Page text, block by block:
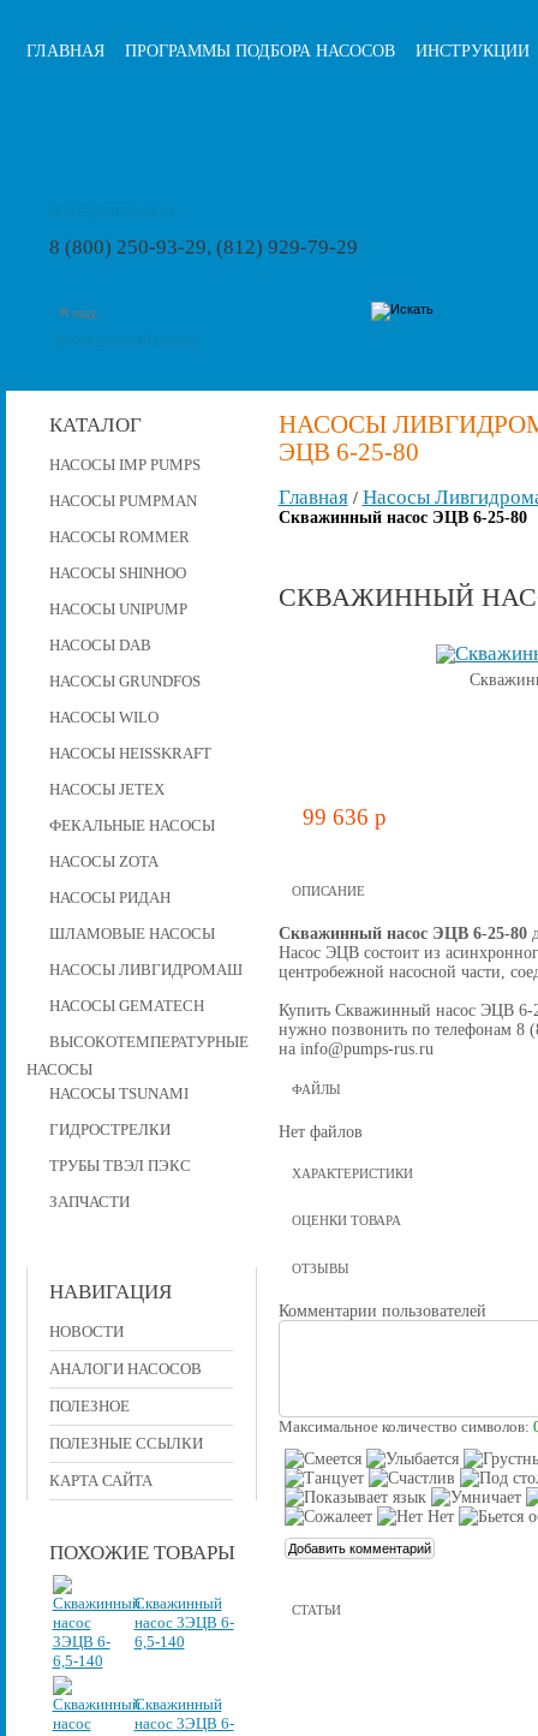
ГЛАВНАЯ ПРОГРАММЫ ПОДБОРА НАСОСОВ ИНСТРУКЦИИ
8 (800) 250-93-29, (812) 929-79-29
КАТАЛОГ
НАСОСЫ IMP PUMPS
НАСОСЫ PUMPMAN
НАСОСЫ ROMMER
НАСОСЫ SHINHOO
НАСОСЫ UNIPUMP
НАСОСЫ DAB
НАСОСЫ GRUNDFOS
НАСОСЫ WILO
НАСОСЫ HEISSKRAFT
НАСОСЫ JETEX
ФЕКАЛЬНЫЕ НАСОСЫ
НАСОСЫ ZOTA
НАСОСЫ РИДАН
ШЛАМОВЫЕ НАСОСЫ
НАСОСЫ ЛИВГИДРОМАШ
НАСОСЫ GEMATECH
ВЫСОКОТЕМПЕРАТУРНЫЕ
НАСОСЫ
НАСОСЫ TSUNAMI
ГИДРОСТРЕЛКИ
ТРУБЫ ТВЭЛ ПЭКС
ЗАПЧАСТИ
НАВИГАЦИЯ
НОВОСТИ
АНАЛОГИ НАСОСОВ
ПОЛЕЗНОЕ
ПОЛЕЗНЫЕ ССЫЛКИ
КАРТА САЙТА
ПОХОЖИЕ ТОВАРЫ
Скважинный
насос 3ЭЦВ 6-
6,5-140
Скважинный
насос 3ЭЦВ 6-
НАСОСЫ
ЭЦВ 6-25-80
Главная/ Насосы
Скважинный насос ЭЦВ 6-25-80
СКВАЖИННЫЙ
99 636 p
ОПИСАНИЕ
Скважинный насос ЭЦВ 6-25-80
Насос ЭЦВ состоит из
центробежной наcосной части,
Купить Скважинный насос ЭЦВ 6-
нужно позвонить по телефонам 8
на info@pumps-rus.ru
ФАЙЛЫ
Нет файлов
ХАРАКТЕРИСТИКИ
ОЦЕНКИ ТОВАРА
ОТЗЫВЫ
Комментарии пользователей
Максимальное количество символов:
СТАТЬИ